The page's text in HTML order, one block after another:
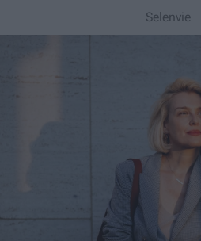
Selenvie